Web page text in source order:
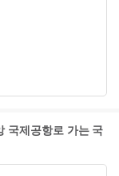
국제공항로 가는 국